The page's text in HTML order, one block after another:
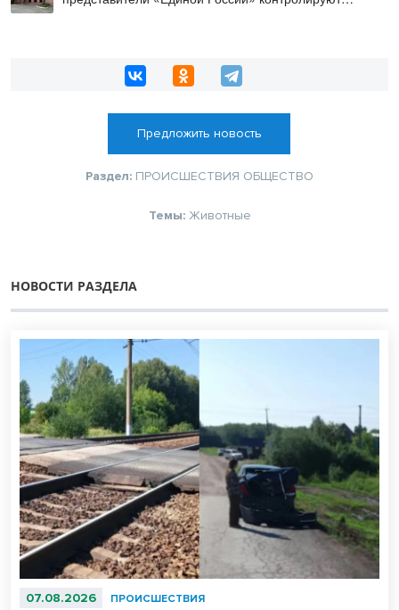
Предложить новость
Раздел: ПРОИСШЕСТВИЯ ОБЩЕСТВО
Темы: Животные
НОВОСТИ РАЗДЕЛА
07.08.2026 ПРОИСШЕСТВИЯ